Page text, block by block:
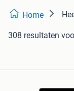
Home
308 resultaten